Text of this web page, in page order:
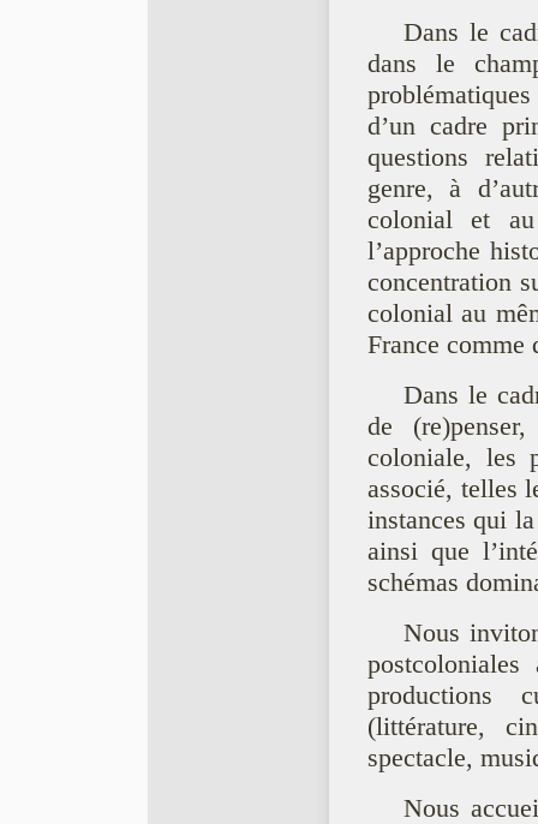
Dans le
dans le
d’un cadre
questions
genre, à
colonial et
l’approche
concentration
colonial au
France comme
Dans le
de
coloniale, les
associé, telles
instances qui
ainsi que
schémas
Nous
productions
(littérature,
spectacle,
Nous